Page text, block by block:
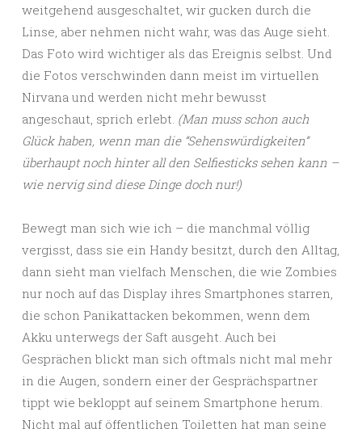
weitgehend ausgeschaltet, wir gucken durch die
Linse, aber nehmen nicht wahr, was das Auge sieht.
Das Foto wird wichtiger als das Ereignis selbst. Und
die Fotos verschwinden dann meist im virtuellen
Nirvana und werden nicht mehr bewusst
angeschaut, sprich erlebt. (Man muss schon auch
Glück haben, wenn man die “Sehenswürdigkeiten”
überhaupt noch hinter all den Selfiesticks sehen kann –
wie nervig sind diese Dinge doch nur!)
Bewegt man sich wie ich – die manchmal völlig
vergisst, dass sie ein Handy besitzt, durch den Alltag,
dann sieht man vielfach Menschen, die wie Zombies
nur noch auf das Display ihres Smartphones starren,
die schon Panikattacken bekommen, wenn dem
Akku unterwegs der Saft ausgeht. Auch bei
Gesprächen blickt man sich oftmals nicht mal mehr
in die Augen, sondern einer der Gesprächspartner
tippt wie bekloppt auf seinem Smartphone herum.
Nicht mal auf öffentlichen Toiletten hat man seine